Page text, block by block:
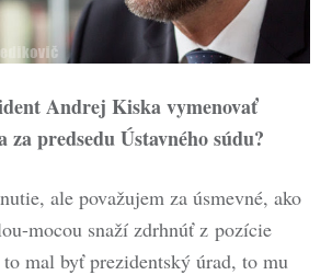
Andrej Kiska vymenovať
za predsedu Ústavného súdu?
ale považujem za úsmevné, ako
mocou snaží zdrhnúť z pozície
mal byť prezidentský úrad, to mu